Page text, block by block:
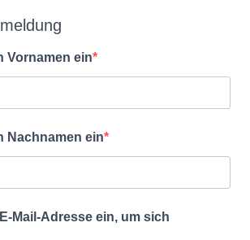
Vornamen ein
Nachnamen ein
Mail-Adresse ein, um sich